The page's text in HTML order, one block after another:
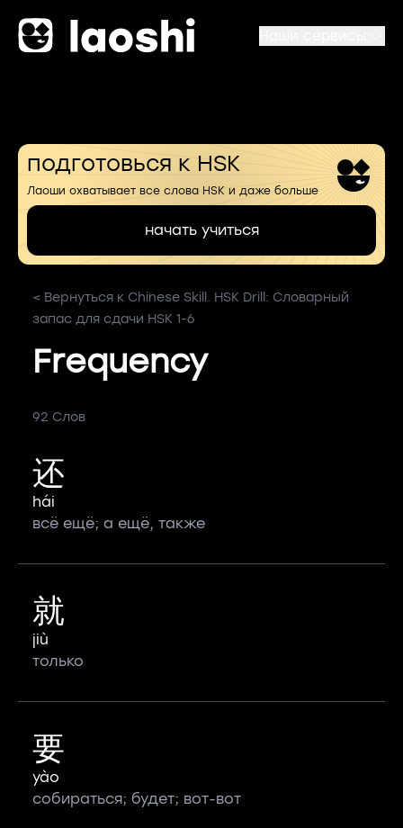
подготовься к HSK
Лаоши охватывает все слова HSK и даже больше
начать учиться
< Вернуться к Chinese Skill. HSK Drill: Словарный
запас для сдачи HSK 1-6
Frequency
92 Слов
还
hái
всё ещё; а ещё, также
就
jiù
только
要
yào
собираться; будет; вот-вот